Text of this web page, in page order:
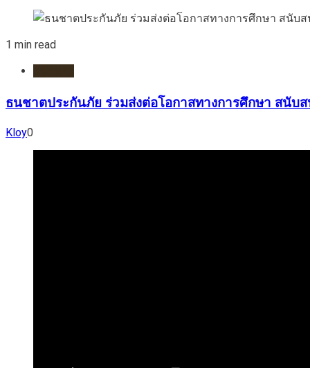
1 min read
ธนชาตประกันภัย ร่วมส่งต่อโอกาสทางการศึกษา สนับ
Kloy0